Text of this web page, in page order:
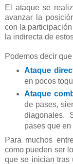
El ataque se
avanzar la
con la
la indirecta de
Podemos decir
Ataque
en pocos
Ataque
de pases,
diagonales.
pases que
Para muchos
como pueden ser
que se inician tras